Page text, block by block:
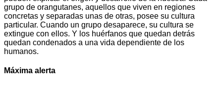
grupo de orangutanes, aquellos que viven en regiones
concretas y separadas unas de otras, posee su cultura
particular. Cuando un grupo desaparece, su cultura se
extingue con ellos. Y los huérfanos que quedan detrás
quedan condenados a una vida dependiente de los
humanos.
Máxima alerta